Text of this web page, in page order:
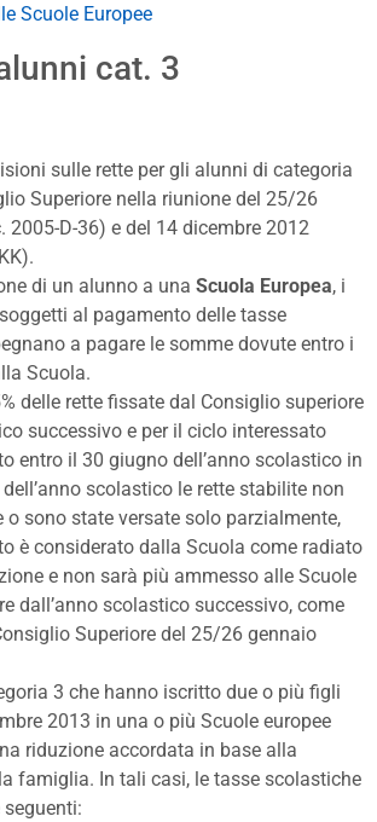
Scuole Europee
cat. 3
sulle rette per gli alunni di categoria
Superiore nella riunione del 25/26
2005-D-36) e del 14 dicembre 2012
di un alunno a una Scuola Europea, i
al pagamento delle tasse
a pagare le somme dovute entro i
Scuola.
delle rette fissate dal Consiglio superiore
successivo e per il ciclo interessato
entro il 30 giugno dell’anno scolastico in
scolastico le rette stabilite non
o sono state versate solo parzialmente,
è considerato dalla Scuola come radiato
e non sarà più ammesso alle Scuole
dall’anno scolastico successivo, come
Superiore del 25/26 gennaio
3 che hanno iscritto due o più figli
2013 in una o più Scuole europee
riduzione accordata in base alla
famiglia. In tali casi, le tasse scolastiche